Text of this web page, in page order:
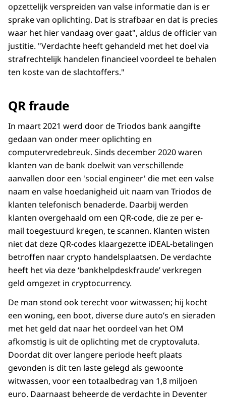
opzettelijk verspreiden van valse informatie dan is er
sprake van oplichting. Dat is strafbaar en dat is precies
waar het hier vandaag over gaat", aldus de officier van
justitie. "Verdachte heeft gehandeld met het doel via
strafrechtelijk handelen financieel voordeel te behalen
ten koste van de slachtoffers."
QR fraude
In maart 2021 werd door de Triodos bank aangifte
gedaan van onder meer oplichting en
computervredebreuk. Sinds december 2020 waren
klanten van de bank doelwit van verschillende
aanvallen door een 'social engineer' die met een valse
naam en valse hoedanigheid uit naam van Triodos de
klanten telefonisch benaderde. Daarbij werden
klanten overgehaald om een QR-code, die ze per e-
mail toegestuurd kregen, te scannen. Klanten wisten
niet dat deze QR-codes klaargezette iDEAL-betalingen
betroffen naar crypto handelsplaatsen. De verdachte
heeft het via deze ‘bankhelpdeskfraude’ verkregen
geld omgezet in cryptocurrency.
De man stond ook terecht voor witwassen; hij kocht
een woning, een boot, diverse dure auto’s en sieraden
met het geld dat naar het oordeel van het OM
afkomstig is uit de oplichting met de cryptovaluta.
Doordat dit over langere periode heeft plaats
gevonden is dit ten laste gelegd als gewoonte
witwassen, voor een totaalbedrag van 1,8 miljoen
euro. Daarnaast beheerde de verdachte in Deventer